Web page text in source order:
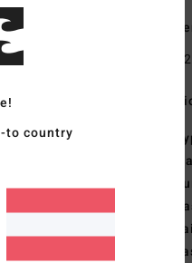
to country